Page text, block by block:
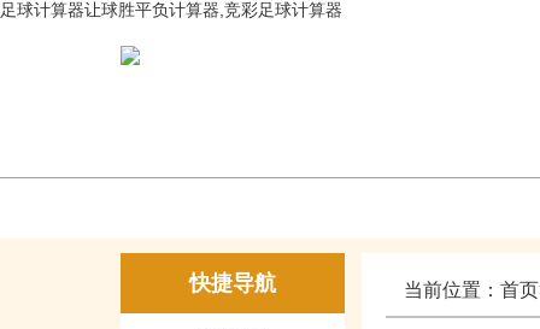
足球计算器让球胜平负计算器,竞彩足球计算器
快捷导航 当前位置： 首页